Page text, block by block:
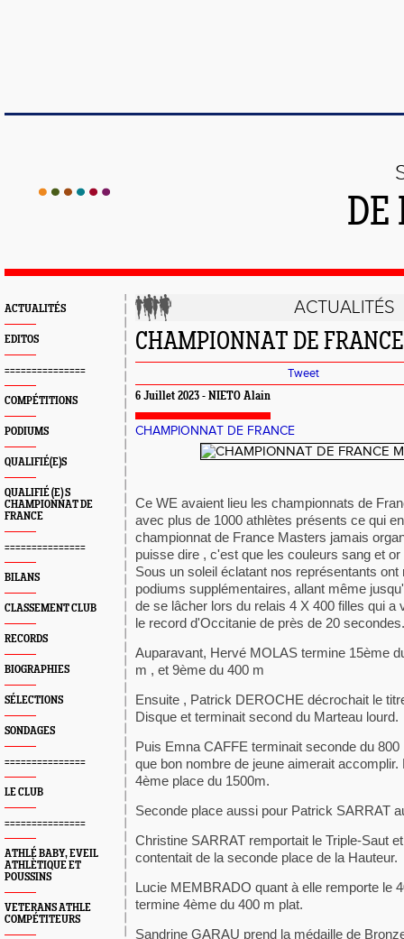
DE
ACTUALITÉS
EDITOS
===============
COMPÉTITIONS
PODIUMS
QUALIFIÉ(E)S
QUALIFIÉ (E) S
CHAMPIONNAT DE
FRANCE
===============
BILANS
CLASSEMENT CLUB
RECORDS
BIOGRAPHIES
SÉLECTIONS
SONDAGES
===============
LE CLUB
===============
ATHLÉ BABY, EVEIL
ATHLÈTIQUE ET
POUSSINS
VETERANS ATHLE
COMPÉTITEURS
ACTUALITÉS
CHAMPIONNAT DE
Tweet
6 Juillet 2023 - NIETO Alain
CHAMPIONNAT DE FRANCE
Ce WE avaient lieu les championnats de
avec plus de 1000 athlètes présents ce qui
championnat de France Masters jamais
puisse dire , c'est que les couleurs sang et
Sous un soleil éclatant nos représentants ont
podiums supplémentaires, allant même
de se lâcher lors du relais 4 X 400 filles qui a
le record d'Occitanie de près de 20 secondes.
Auparavant, Hervé MOLAS termine 15ème
m , et 9ème du 400 m
Ensuite , Patrick DEROCHE décrochait le
Disque et terminait second du Marteau lourd.
Puis Emna CAFFE terminait seconde du
que bon nombre de jeune aimerait accomplir.
4ème place du 1500m.
Seconde place aussi pour Patrick SARRAT
Christine SARRAT remportait le Triple-Saut
contentait de la seconde place de la Hauteur.
Lucie MEMBRADO quant à elle remporte le
termine 4ème du 400 m plat.
Sandrine GARAU prend la médaille de